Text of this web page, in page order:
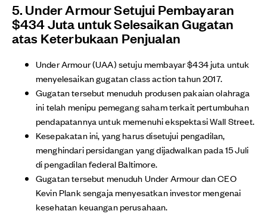
5. Under Armour Setujui Pembayaran
$434 Juta untuk Selesaikan Gugatan
atas Keterbukaan Penjualan
Under Armour (UAA) setuju membayar $434 juta untuk
menyelesaikan gugatan class action tahun 2017.
Gugatan tersebut menuduh produsen pakaian olahraga
ini telah menipu pemegang saham terkait pertumbuhan
pendapatannya untuk memenuhi ekspektasi Wall Street.
Kesepakatan ini, yang harus disetujui pengadilan,
menghindari persidangan yang dijadwalkan pada 15 Juli
di pengadilan federal Baltimore.
Gugatan tersebut menuduh Under Armour dan CEO
Kevin Plank sengaja menyesatkan investor mengenai
kesehatan keuangan perusahaan.